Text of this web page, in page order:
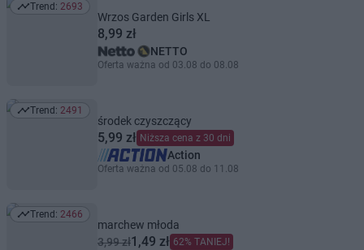
Trend: 2693
Trend: 2693
Wrzos Garden Girls XL
8,99 zł
NETTO
Oferta ważna od 03.08 do 08.08
Trend: 2491
Trend: 2491
środek czyszczący
5,99 zł Niższa cena z 30 dni
Action
Oferta ważna od 05.08 do 11.08
Trend: 2466
Trend: 2466
marchew młoda
3,99 zł1,49 zł 62% TANIEJ!